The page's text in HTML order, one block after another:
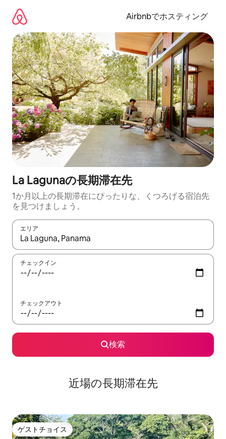
Airbnbでホスティング
La Lagunaの長期滞在先
1か月以上の長期滞在にぴったりな、くつろげる宿泊先
を見つけましょう。
エリア
検索結果が表示されたら、上下の矢印キーを使って移動するか
チェックイン
チェックアウト
検索
近場の長期滞在先
ゲストチョイス
ゲストチョイス